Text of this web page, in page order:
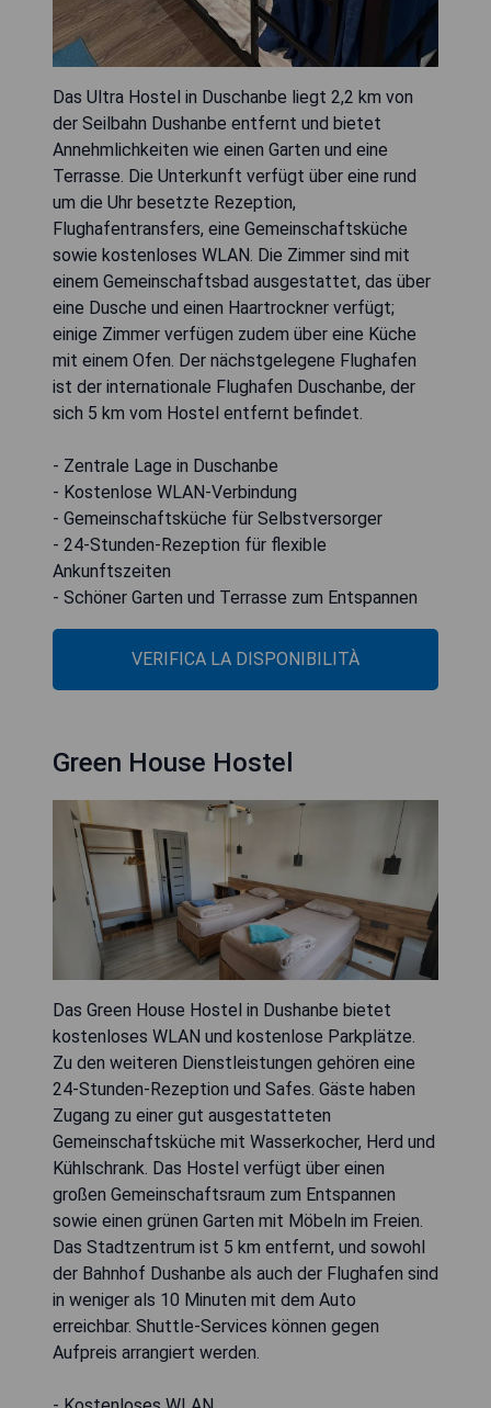
Das Ultra Hostel in Duschanbe liegt 2,2 km von
der Seilbahn Dushanbe entfernt und bietet
Annehmlichkeiten wie einen Garten und eine
Terrasse. Die Unterkunft verfügt über eine rund
um die Uhr besetzte Rezeption,
Flughafentransfers, eine Gemeinschaftsküche
sowie kostenloses WLAN. Die Zimmer sind mit
einem Gemeinschaftsbad ausgestattet, das über
eine Dusche und einen Haartrockner verfügt;
einige Zimmer verfügen zudem über eine Küche
mit einem Ofen. Der nächstgelegene Flughafen
ist der internationale Flughafen Duschanbe, der
sich 5 km vom Hostel entfernt befindet.
- Zentrale Lage in Duschanbe
- Kostenlose WLAN-Verbindung
- Gemeinschaftsküche für Selbstversorger
- 24-Stunden-Rezeption für flexible
Ankunftszeiten
- Schöner Garten und Terrasse zum Entspannen
VERIFICA LA DISPONIBILITÀ
Green House Hostel
Das Green House Hostel in Dushanbe bietet
kostenloses WLAN und kostenlose Parkplätze.
Zu den weiteren Dienstleistungen gehören eine
24-Stunden-Rezeption und Safes. Gäste haben
Zugang zu einer gut ausgestatteten
Gemeinschaftsküche mit Wasserkocher, Herd und
Kühlschrank. Das Hostel verfügt über einen
großen Gemeinschaftsraum zum Entspannen
sowie einen grünen Garten mit Möbeln im Freien.
Das Stadtzentrum ist 5 km entfernt, und sowohl
der Bahnhof Dushanbe als auch der Flughafen sind
in weniger als 10 Minuten mit dem Auto
erreichbar. Shuttle-Services können gegen
Aufpreis arrangiert werden.